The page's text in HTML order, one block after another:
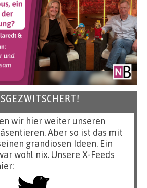
wir hier weiter unseren
Aber so ist das mit
grandiosen Ideen. Ein
wohl nix. Unsere X-Feeds